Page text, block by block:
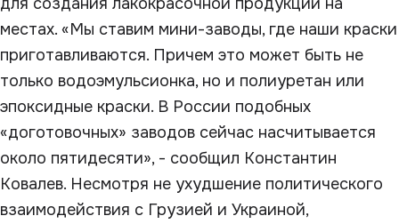
местах. «Мы ставим мини-заводы, где наши краски
приготавливаются. Причем это может быть не
только водоэмульсионка, но и полиуретан или
эпоксидные краски. В России подобных
«доготовочных» заводов сейчас насчитывается
около пятидесяти», - сообщил Константин
Ковалев. Несмотря не ухудшение политического
взаимодействия с Грузией и Украиной,